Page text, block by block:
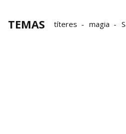
TEMAS títeres magia